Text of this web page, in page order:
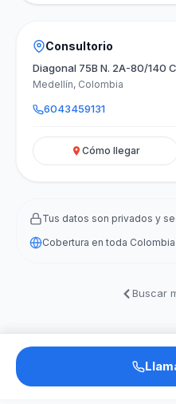
Consultorio
Diagonal 75B N. 2A-80/140
Medellín, Colombia
6043459131
Cómo llegar
Tus datos son privados y
Cobertura en toda Colombia
Buscar